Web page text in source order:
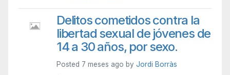
Delitos cometidos contra la
libertad sexual de jóvenes de
14 a 30 años, por sexo.
Posted 7 meses ago by Jordi Borràs